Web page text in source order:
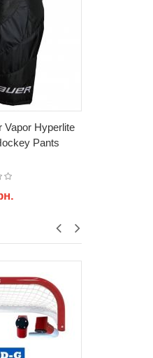
Vapor Hyperlite
Pants